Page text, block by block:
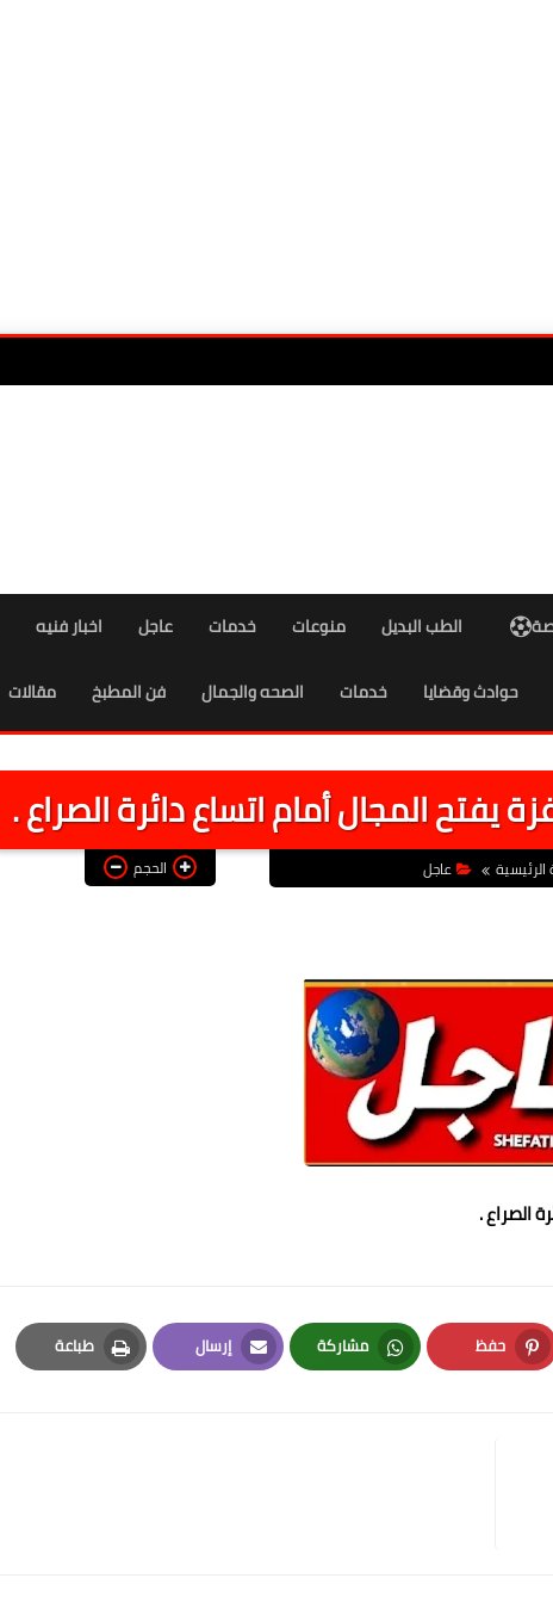
الطب البديل منوعات خدمات عاجل اخبار فنيه
حوادث وقضايا خدمات الصحه والجمال فن المطبخ مقالات
عاجل الحجم
حفظ
Pinterest
مشاركة
Whatsapp
إرسال
Email
طباعة
Print